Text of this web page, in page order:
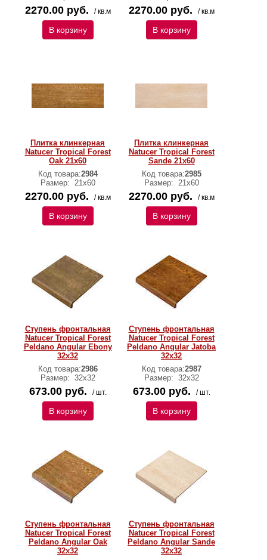
2270.00 руб. / кв.м
В корзину
2270.00 руб. / кв.м
В корзину
Плитка клинкерная
Natucer Tropical Forest
Oak 21х60
Код товара:2984
Размер: 21х60
2270.00 руб. / кв.м
В корзину
Плитка клинкерная
Natucer Tropical Forest
Sande 21x60
Код товара:2985
Размер: 21х60
2270.00 руб. / кв.м
В корзину
Ступень фронтальная
Natucer Tropical Forest
Peldano Angular Ebony
32х32
Код товара:2986
Размер: 32х32
673.00 руб. / шт.
В корзину
Ступень фронтальная
Natucer Tropical Forest
Peldano Angular Jatoba
32х32
Код товара:2987
Размер: 32х32
673.00 руб. / шт.
В корзину
Ступень фронтальная
Natucer Tropical Forest
Peldano Angular Oak
32х32
Ступень фронтальная
Natucer Tropical Forest
Peldano Angular Sande
32x32